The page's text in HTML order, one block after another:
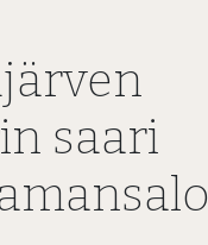
saari